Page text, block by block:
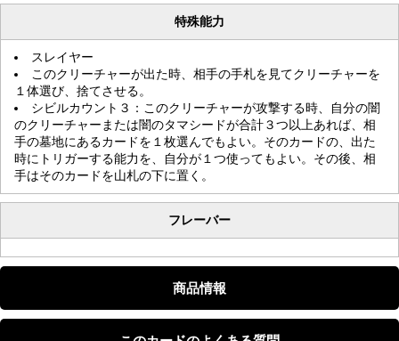
特殊能力
スレイヤー
このクリーチャーが出た時、相手の手札を見てクリーチャーを
１体選び、捨てさせる。
シビルカウント３：このクリーチャーが攻撃する時、自分の闇
のクリーチャーまたは闇のタマシードが合計３つ以上あれば、相
手の墓地にあるカードを１枚選んでもよい。そのカードの、出た
時にトリガーする能力を、自分が１つ使ってもよい。その後、相
手はそのカードを山札の下に置く。
フレーバー
商品情報